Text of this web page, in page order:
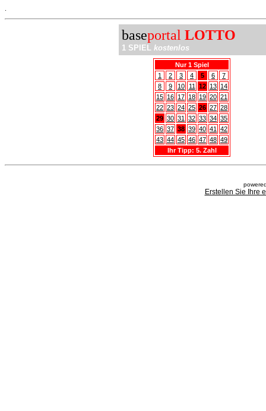
baseportal LOTTO
1 SPIEL kostenlos
Nur 1 Spiel
1
2 3 4 5 6
7
8
9 10 11 12 13 14
15 16 17 18 19 20 21
22 23 24 25 26 27 28
29 30 31 32 33 34 35
36 37 38 39 40 41
42
43 44 45 46 47 48 49
Ihr Tipp: 5. Zahl
Erstellen Sie Ihre